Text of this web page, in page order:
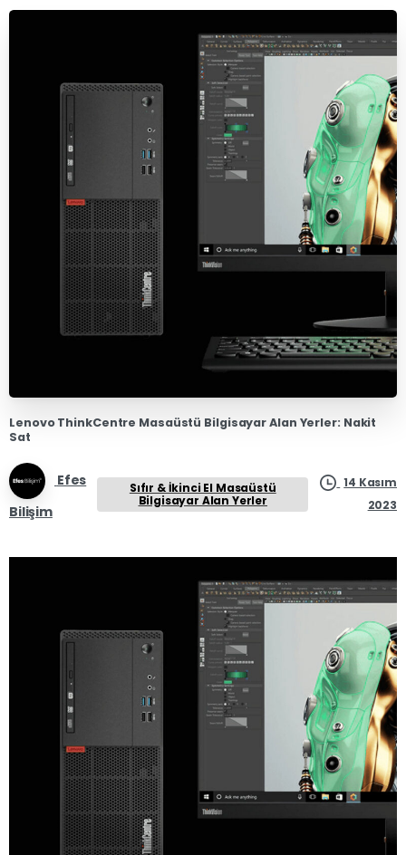
Lenovo ThinkCentre Masaüstü Bilgisayar Alan Yerler: Nakit
Sat
Efes
Bilişim
Sıfır & İkinci El Masaüstü
Bilgisayar Alan Yerler
14 Kasım
2023